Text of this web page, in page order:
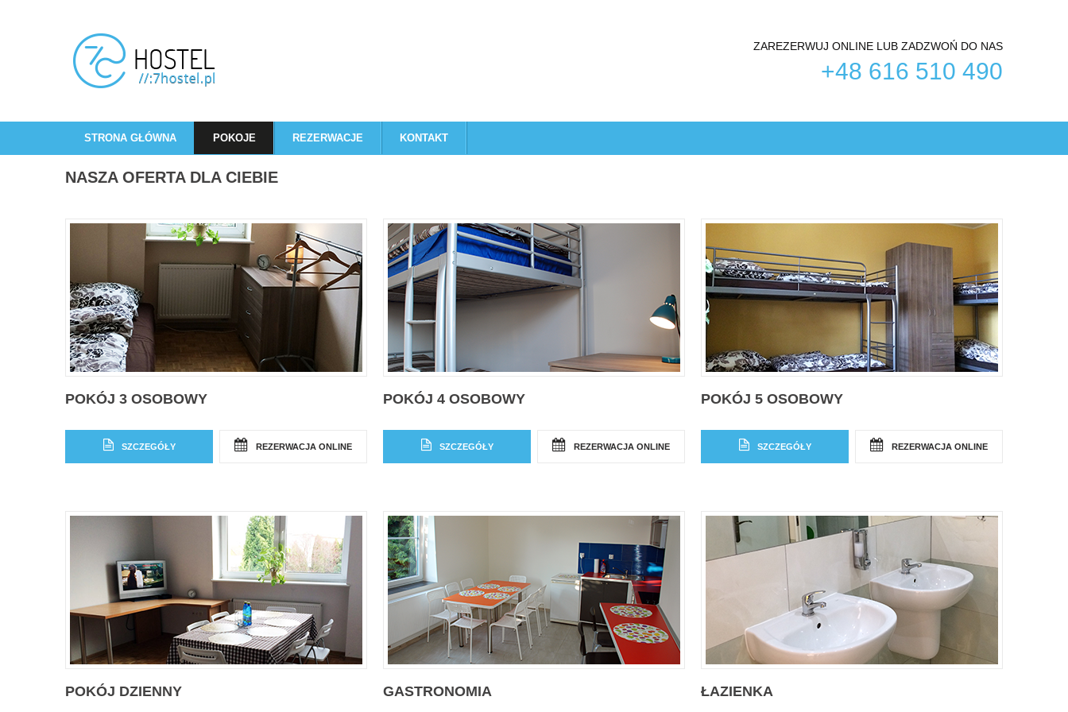
ZAREZERWUJ ONLINE LUB ZADZWOŃ DO NAS
+48 616 510 490
STRONA GŁÓWNA POKOJE REZERWACJE KONTAKT
NASZA OFERTA DLA CIEBIE
POKÓJ 3 OSOBOWY
SZCZEGÓŁY REZERWACJA ONLINE
POKÓJ 4 OSOBOWY
SZCZEGÓŁY REZERWACJA ONLINE
POKÓJ 5 OSOBOWY
SZCZEGÓŁY REZERWACJA ONLINE
POKÓJ DZIENNY GASTRONOMIA ŁAZIENKA